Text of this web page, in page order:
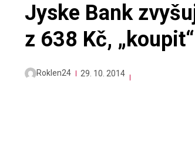
Jyske Bank
z 638 Kč, „koupit“
Roklen24 29. 10. 2014